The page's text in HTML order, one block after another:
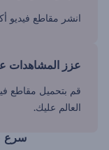
انشر مقاطع فيديو
عزز المشاهدات
قم بتحميل مقاطع
العالم عليك.
سرع